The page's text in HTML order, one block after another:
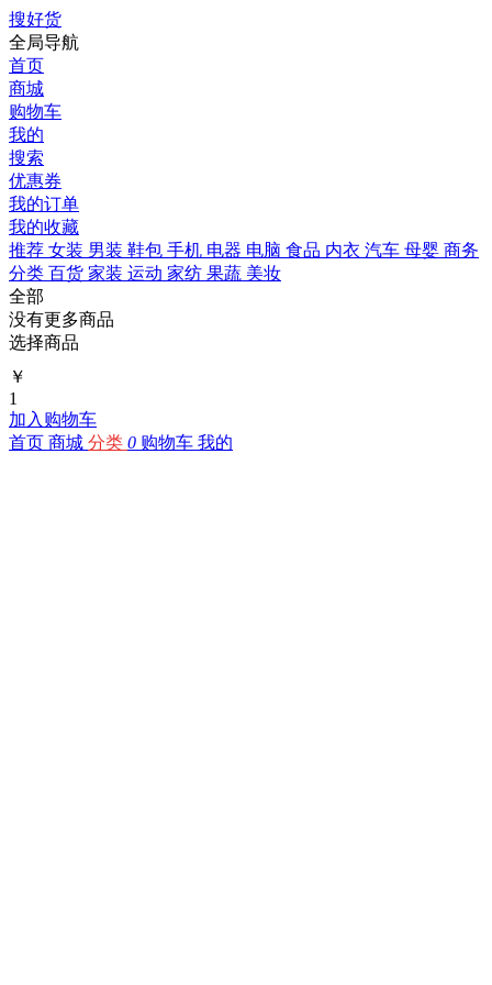
搜好货
全局导航
首页
商城
购物车
我的
搜索
优惠券
我的订单
我的收藏
推荐 女装 男装 鞋包 手机 电器 电脑 食品 内衣 汽车 母婴 商务
分类 百货 家装 运动 家纺 果蔬 美妆
全部
没有更多商品
选择商品
￥
1
加入购物车
首页 商城 分类 0 购物车 我的